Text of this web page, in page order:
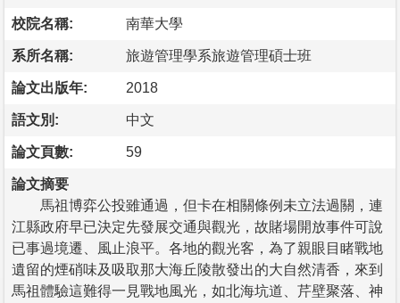
校院名稱: 南華大學
系所名稱: 旅遊管理學系旅遊管理碩士班
論文出版年: 2018
語文別: 中文
論文頁數: 59
論文摘要
馬祖博弈公投雖通過，但卡在相關條例未立法過關，連
江縣政府早已決定先發展交通與觀光，故賭場開放事件可說
已事過境遷、風止浪平。各地的觀光客，為了親眼目睹戰地
遺留的煙硝味及吸取那大海丘陵散發出的大自然清香，來到
馬祖體驗這難得一見戰地風光，如北海坑道、芹壁聚落、神